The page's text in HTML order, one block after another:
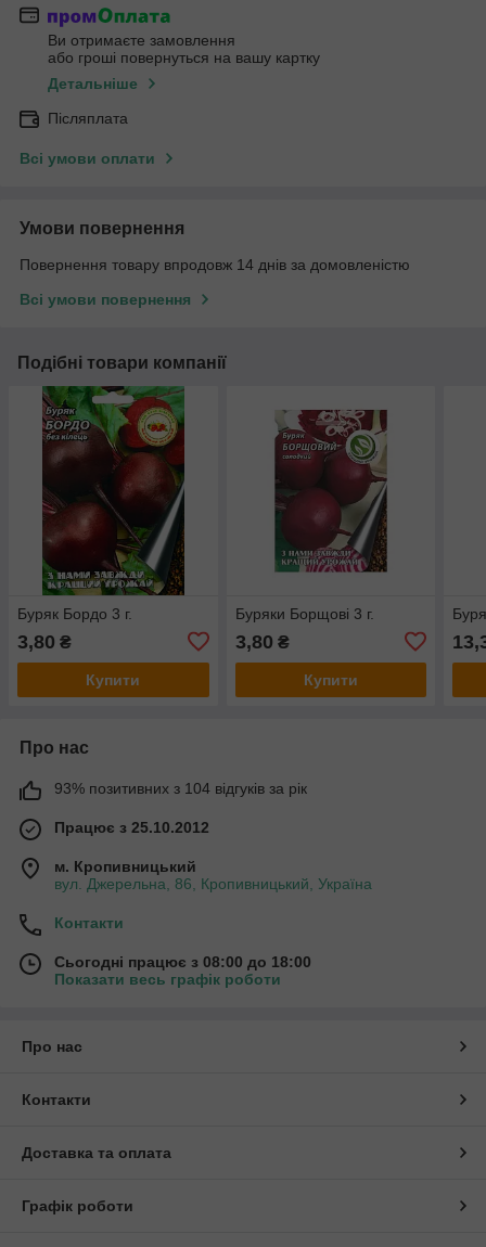
Ви отримаєте замовлення
або гроші повернуться на вашу картку
Детальніше
Післяплата
Всі умови оплати
Умови повернення
Повернення товару впродовж 14 днів за домовленістю
Всі умови повернення
Подібні товари компанії
Буряк Бордо 3 г.
3,80 ₴
Купити
Буряки Борщові 3 г.
3,80 ₴
Купити
Про нас
93% позитивних з 104 відгуків за рік
Працює з 25.10.2012
м. Кропивницький
вул. Джерельна, 86, Кропивницький, Україна
Контакти
Сьогодні працює з 08:00 до 18:00
Показати весь графік роботи
Про нас
Контакти
Доставка та оплата
Графік роботи